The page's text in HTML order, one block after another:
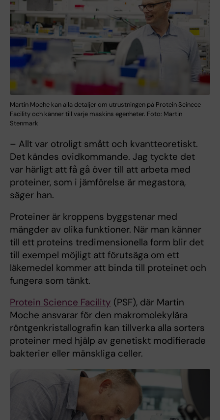
Martin Moche kan alla detaljer om utrustningen på Protein Scinece
Facility och känner till varje maskins egenheter. Foto: Martin
Stenmark
– Allt var otroligt smått och kvantteoretiskt.
Det kändes ovidkommande. Jag tyckte det
var härligt att få gå över till att arbeta med
proteiner, som i jämförelse är megastora,
säger han.
Proteiner är kroppens byggstenar med
mängder av olika funktioner. När man känner
till ett proteins tredimensionella form blir det
till exempel möjligt att förutsäga om ett
läkemedel kommer att binda till proteinet och
fungera som tänkt.
Protein Science Facility (PSF), där Martin
Moche ansvarar för den makromolekylära
röntgenkristallografin kan tillverka alla sorters
proteiner med hjälp av genetiskt modifierade
bakterier eller mänskliga celler.